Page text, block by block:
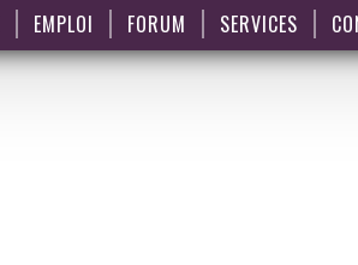
EMPLOI FORUM SERVICES